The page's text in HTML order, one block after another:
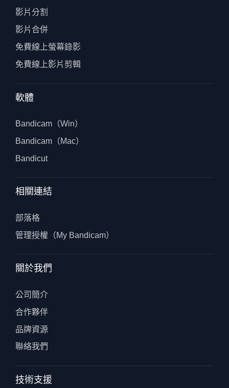
影片分割
影片合併
免費線上螢幕錄影
免費線上影片剪輯
軟體
Bandicam（Win）
Bandicam（Mac）
Bandicut
相關連結
部落格
管理授權（My Bandicam）
關於我們
公司簡介
合作夥伴
品牌資源
聯絡我們
技術支援